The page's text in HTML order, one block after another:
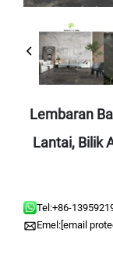
Lembaran
Lantai, Bilik
Tel:+86-
Emel: [email